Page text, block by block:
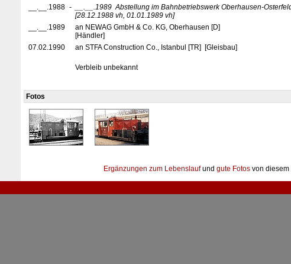
__.__.1988 - __.__.1989 Abstellung im Bahnbetriebswerk Oberhausen-
[28.12.1988 vh, 01.01.1989 vh]
__.__.1989
an NEWAG GmbH & Co. KG, Oberhausen [D]
[Händler]
07.02.1990
an STFA Construction Co., Istanbul [TR] [Gleisbau]
Verbleib unbekannt
Fotos
Ergänzungen zum Lebenslaufund gute Fotos von diesem